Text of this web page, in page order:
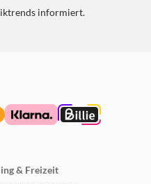
informiert.
& Freizeit